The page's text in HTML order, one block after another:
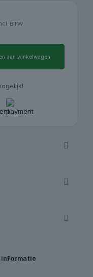
BTW
aan winkelwagen
informatie